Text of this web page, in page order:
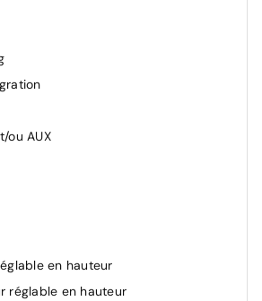
des phares
ou AUX
en hauteur
réglable en hauteur